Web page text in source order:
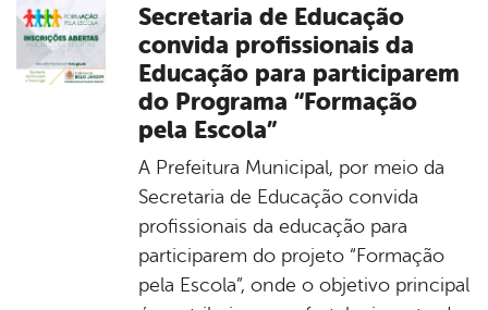
Secretaria de Educação
convida profissionais da
Educação para participarem
do Programa “Formação
pela Escola”
A Prefeitura Municipal, por meio da
Secretaria de Educação convida
profissionais da educação para
participarem do projeto “Formação
pela Escola”, onde o objetivo principal